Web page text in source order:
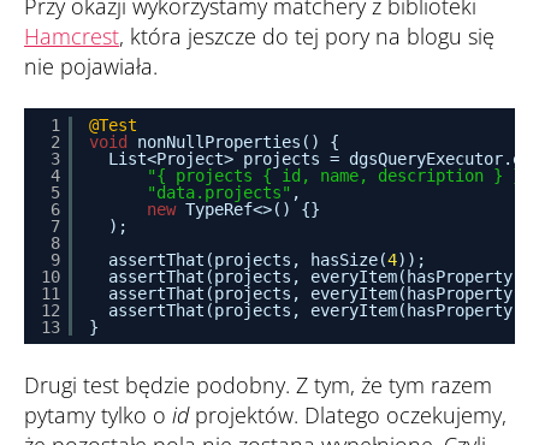
Hamcrest, która jeszcze do tej pory na blogu się
nie pojawiała.
1
2
3
4
5
6
7
8
9
10
11
12
13
@Test
void
nonNullProperties() {
List<Project> projects =
"{ projects { id, name, description } }"
"data.projects" ,
new TypeRef<>() {}
);
assertThat(projects, hasSize(4));
assertThat(projects, everyItem(hasProperty(
assertThat(projects, everyItem(hasProperty(
assertThat(projects, everyItem(hasProperty(
}
Drugi test będzie podobny. Z tym, że tym razem
pytamy tylko o idprojektów. Dlatego oczekujemy,